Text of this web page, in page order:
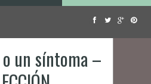
un síntoma –